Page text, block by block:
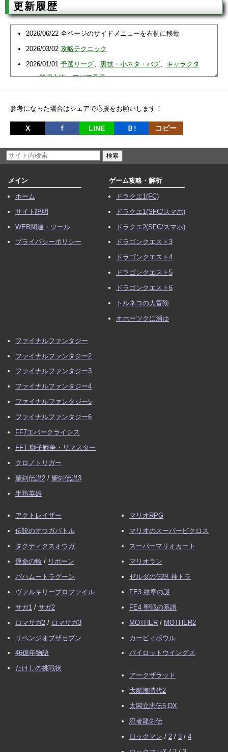
更新履歴
2026/06/22 全ページのサイドメニューを右側に移動
2026/03/02 攻略テクニック
2026/01/01 予選リーグ 裏技・小ネタ・バグ
キャラクタ
ー・登場人物、アジア予選
2025/12/24スコアメモ（パスワード）、セットプレイ、リ
オカップ、フォーメーション
2025/12/07対応機種、基本情報・操作方法、ストーリー
2025/12/01 全ページ調整
2025/06/05対応機種、高校サッカー選手権
2025/01/28 更新：
2024/12/03 更新：
スコアメモ（パスワード）
2024/03/23 更新履歴の記録を一時停止
2023/12/21経験値共有 経験値稼ぎ、スコアメモ
2023/12/20攻略テクニック
スコアメモ、ガッツ
フリーキックからのシュート威力
最強パスワード追加
2019/11/19サイクロンのページ追加
2019/10/29ストーリー
2019/10/28裏技・小ネタ・バグ
2019/09/26
2019/08/09 全ページレイアウト変更。左サイドメニューを
付けました。
2015/05/16 作成開始
参考になった場合はシェアで応援をお願いします！
X ｆ LINE Ｂ! コピー
メイン
ホーム
サイト説明
WEB関連・ツール
プライバシーポリシー
ゲーム攻略・解析
ドラクエ1(FC)
ドラクエ1(SFC/スマホ)
ドラクエ2(SFC/スマホ)
ドラゴンクエスト3
ドラゴンクエスト4
ドラゴンクエスト5
ドラゴンクエスト6
トルネコの大冒険
オホーツクに消ゆ
ファイナルファンタジー
ファイナルファンタジー2
ファイナルファンタジー3
ファイナルファンタジー4
ファイナルファンタジー5
ファイナルファンタジー6
FF7エバークライシス
FFT 獅子戦争・リマスター
クロノトリガー
聖剣伝説2 / 聖剣伝説3
半熟英雄
アクトレイザー
伝説のオウガバトル
タクティクスオウガ
運命の輪 / リボーン
バハムートラグーン
ヴァルキリープロファイル
サガ1 / サガ2
ロマサガ2 / ロマサガ3
リベンジオブザセブン
46億年物語
たけしの挑戦状
マリオRPG
マリオのスーパーピクロス
スーパーマリオカート
マリオラン
ゼルダの伝説 神トラ
FE3 紋章の謎
FE4 聖戦の系譜
MOTHER / MOTHER2
カービィボウル
パイロットウイングス
アークザラッド
大航海時代2
太閤立志伝5 DX
忍者龍剣伝
ロックマン / 2 / 3 / 4